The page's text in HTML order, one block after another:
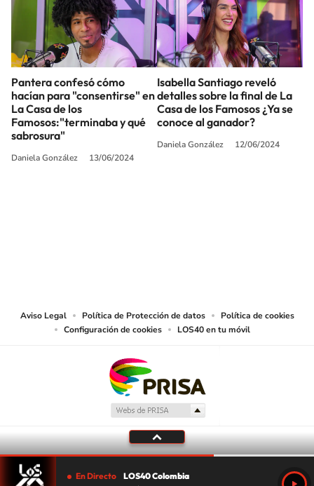
Pantera confesó cómo
hacían para "consentirse" en
La Casa de los
Famosos:"terminaba y qué
sabrosura"
Daniela González 13/06/2024
Isabella Santiago reveló
detalles sobre la final de La
Casa de los Famosos ¿Ya se
conoce al ganador?
Daniela González 12/06/2024
Aviso Legal Política de Protección de datos
Política de cookies
Configuración de cookies
LOS40 en tu móvil
En Directo LOS40 Colombia